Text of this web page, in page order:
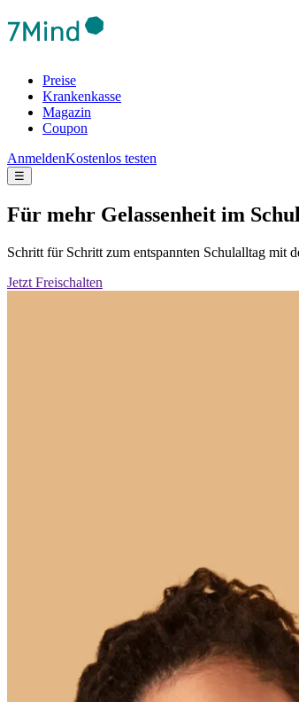
Preise
Krankenkasse
Magazin
Coupon
AnmeldenKostenlos testen
☰
Für mehr Gelassenheit im
Schritt für Schritt zum entspannten Schulalltag mit
Jetzt Freischalten